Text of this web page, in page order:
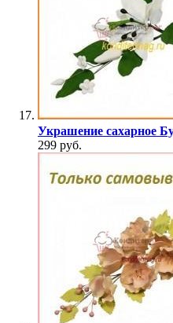
Украшение сахарное
299 руб.